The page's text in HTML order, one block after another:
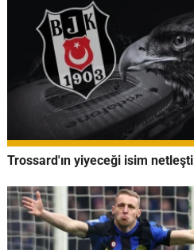
Trossard'ın yiyeceği isim netleşti